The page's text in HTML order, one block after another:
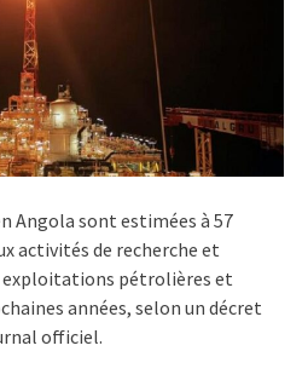
Angola sont estimées à 57
activités de recherche et
exploitations pétrolières et
années, selon un décret
officiel.